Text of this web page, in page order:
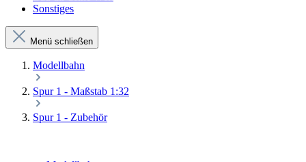
Sonstiges
Menü schließen
Modellbahn
Spur 1 - Maßstab 1:32
Spur 1 - Zubehör